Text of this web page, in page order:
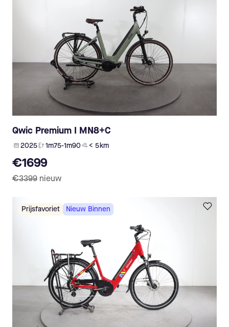
Qwic Premium I MN8+C
2025 1m75-1m90 < 5 km
€1699
€3399 nieuw
Prijsfavoriet Nieuw Binnen